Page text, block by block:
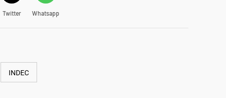
Twitter Whatsapp
INDEC